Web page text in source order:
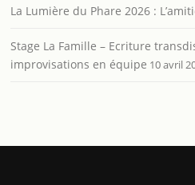
La Lumière du Phare 2026 :
Stage La Famille – Ecriture
improvisations en équipe 10 avril